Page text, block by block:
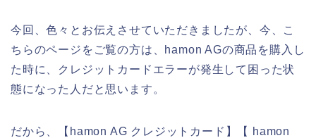
今回、色々とお伝えさせていただきましたが、今、こ
ちらのページをご覧の方は、hamon AGの商品を購入し
た時に、クレジットカードエラーが発生して困った状
態になった人だと思います。
だから、【hamon AG クレジットカード】【 hamon